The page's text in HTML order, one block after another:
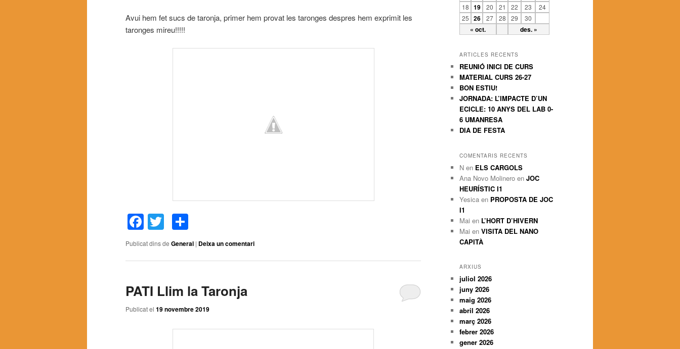
Avui hem fet sucs de taronja, primer hem provat les taronges despres hem exprimit les
taronges mireu!!!!!
Facebook
Twitter
Publicat dins de General | Deixa un comentari
PATI Llim la Taronja
Publicat el 19 novembre 2019
« oct. des. »
18 19 20 21 22 23
24
25 26 27 28 29 30
ARTICLES RECENTS
REUNIÓ INICI DE CURS
MATERIAL CURS 26-27
BON ESTIU!
JORNADA: L’IMPACTE D’UN
ECICLE: 10 ANYS DEL LAB 0-
6 UMANRESA
DIA DE FESTA
COMENTARIS RECENTS
N en ELS CARGOLS
Ana Novo Molinero en JOC
HEURÍSTIC I1
Yesica en PROPOSTA DE JOC
I1
Mai en L’HORT D’HIVERN
Mai en VISITA DEL NANO
CAPITÀ
ARXIUS
juliol 2026
juny 2026
maig 2026
abril 2026
març 2026
febrer 2026
gener 2026